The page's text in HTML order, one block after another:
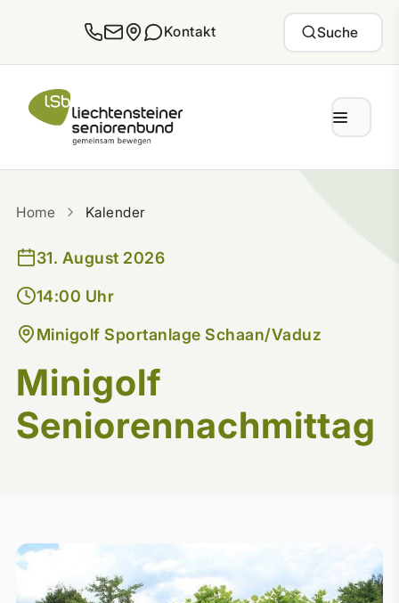
Kontakt Suche
Home Kalender
31. August 2026
14:00 Uhr
Minigolf Sportanlage Schaan/Vaduz
Minigolf
Seniorennachmittag